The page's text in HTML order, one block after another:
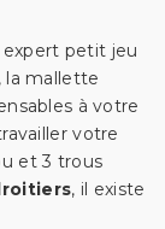
expert petit jeu
la mallette
à votre
votre
et 3 trous
, il existe